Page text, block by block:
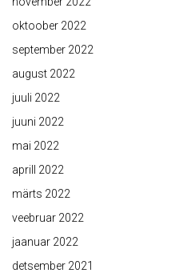
oktoober 2022
september 2022
august 2022
juuli 2022
juuni 2022
mai 2022
aprill 2022
märts 2022
veebruar 2022
jaanuar 2022
detsember 2021